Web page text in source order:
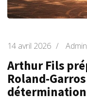
14 avril 2026 /
Arthur Fils
Roland-
détermination